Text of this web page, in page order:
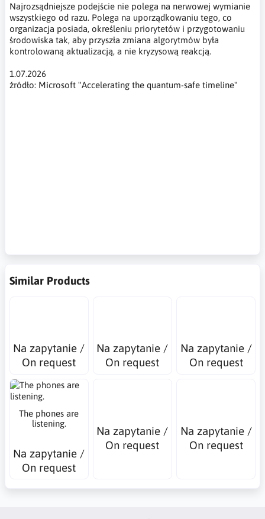
Najrozsądniejsze podejście nie polega na nerwowej wymianie
wszystkiego od razu. Polega na uporządkowaniu tego, co
organizacja posiada, określeniu priorytetów i przygotowaniu
środowiska tak, aby przyszła zmiana algorytmów była
kontrolowaną aktualizacją, a nie kryzysową reakcją.
1.07.2026
źródło: Microsoft "Accelerating the quantum-safe timeline"
Similar Products
Na zapytanie /
On request
Na zapytanie /
On request
Na zapytanie /
On request
The phones are
listening.
Na zapytanie /
On request
Na zapytanie /
On request
Na zapytanie /
On request